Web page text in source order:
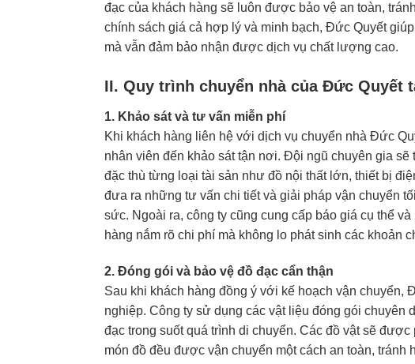
đạc của khách hàng sẽ luôn được bảo vệ an toàn,
chính sách giá cả hợp lý và minh bạch, Đức Quyết
mà vẫn đảm bảo nhận được dịch vụ chất lượng cao.
II. Quy trình chuyển nhà của Đức Quyết
1. Khảo sát và tư vấn miễn phí
Khi khách hàng liên hệ với dịch vụ chuyển nhà Đức
nhân viên đến khảo sát tận nơi. Đội ngũ chuyên gia
đặc thù từng loại tài sản như đồ nội thất lớn, thiết bị
đưa ra những tư vấn chi tiết và giải pháp vận chuyển
sức. Ngoài ra, công ty cũng cung cấp báo giá cụ thể
hàng nắm rõ chi phí mà không lo phát sinh các khoản
2. Đóng gói và bảo vệ đồ đạc cẩn thận
Sau khi khách hàng đồng ý với kế hoạch vận chuyển,
nghiệp. Công ty sử dụng các vật liệu đóng gói chuyên
đạc trong suốt quá trình di chuyển. Các đồ vật sẽ
món đồ đều được vận chuyển một cách an toàn,